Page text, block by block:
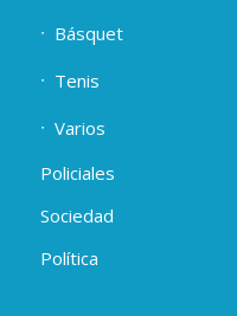
Básquet
Tenis
Varios
Policiales
Sociedad
Política